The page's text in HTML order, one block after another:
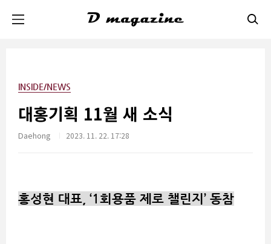
INSIDE/NEWS
대홍기획 11월 새 소식
Daehong 2023. 11. 22. 17:28
홍성현 대표, ‘1회용품 제로 챌린지’ 동참